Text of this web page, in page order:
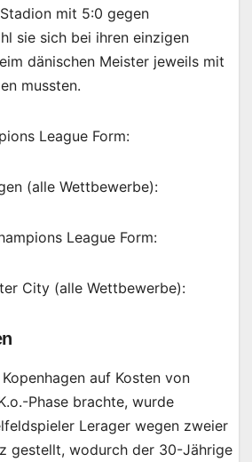
mit 5:0 gegen
sie sich bei ihren einzigen
dänischen Meister jeweils mit
mussten.
League Form:
(alle Wettbewerbe):
League Form:
City (alle Wettbewerbe):
auf Kosten von
Phase brachte, wurde
Lerager wegen zweier
gestellt, wodurch der 30-Jährige